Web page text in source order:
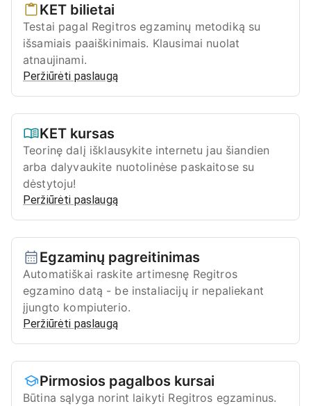
KET bilietai
Testai pagal Regitros egzaminų metodiką su
išsamiais paaiškinimais. Klausimai nuolat
atnaujinami.
Peržiūrėti paslaugą
KET kursas
Teorinę dalį išklausykite internetu jau šiandien
arba dalyvaukite nuotolinėse paskaitose su
dėstytoju!
Peržiūrėti paslaugą
Egzaminų pagreitinimas
Automatiškai raskite artimesnę Regitros
egzamino datą - be instaliacijų ir nepaliekant
įjungto kompiuterio.
Peržiūrėti paslaugą
Pirmosios pagalbos kursai
Būtina sąlyga norint laikyti Regitros egzaminus.